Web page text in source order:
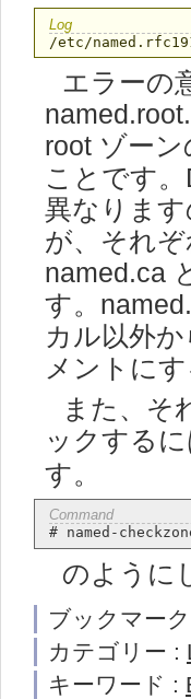
エラーの
root ゾー
ことです
異なりま
が、それ
named.ca
す。
カル以外
メントに
また、そ
ックするに
す。
のように
ブックマー
カテゴリー :
キーワード :